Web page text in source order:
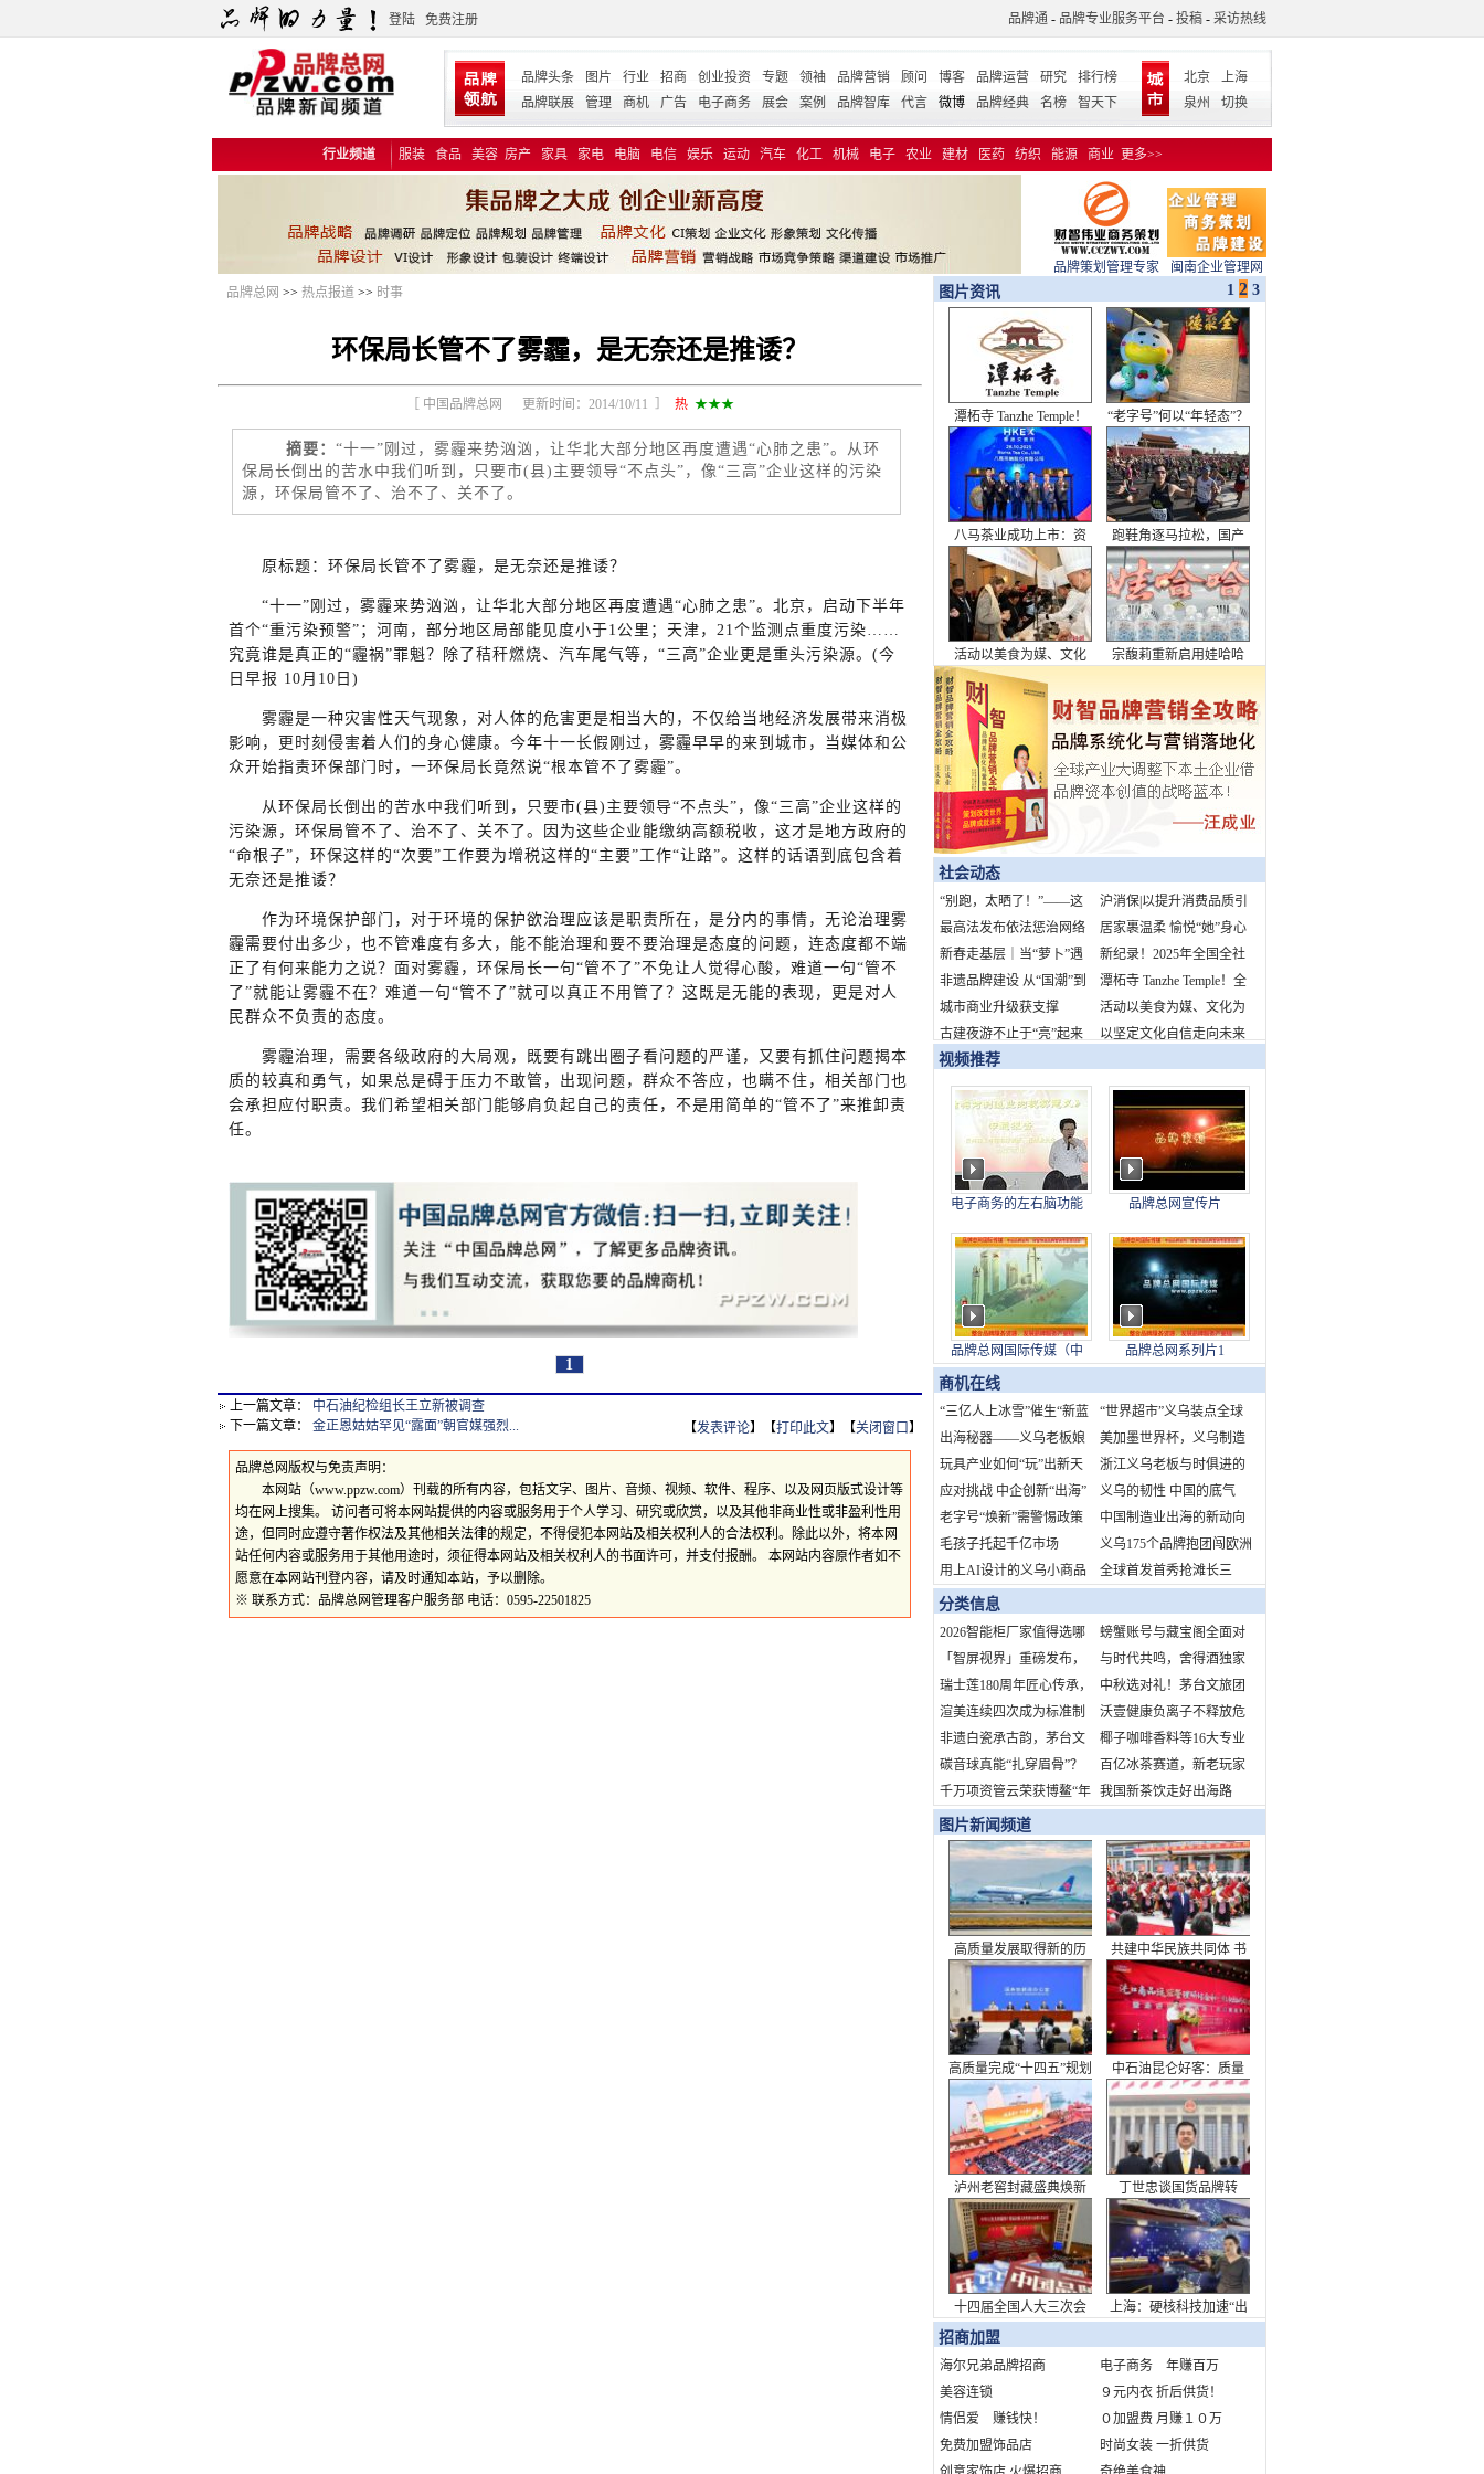
登陆 免费注册 品牌通 - 品牌专业服务平台 - 投稿 - 采访热线
品牌头条 图片 行业 招商 创业投资 专题 领袖 品牌营销 顾问 博客 品牌运营 研究
排行榜
品牌联展
管理 商机 广告 电子商务 展会 案例 品牌智库 代言 微博 品牌经典 名榜 智天下
北京
上海
泉州
切换
行业频道 服装 食品 美容 房产 家具 家电 电脑 电信 娱乐 运动 汽车 化工 机械 电子 农业 建材 医药 纺织 能源 商业 更多>>
品牌策划管理专家
闽南企业管理网
品牌总网 >> 热点报道 >> 时事
环保局长管不了雾霾，是无奈还是推诿？
［ 中国品牌总网 更新时间：2014/10/11 ］ 热 ★★★
摘要：“十一”刚过，雾霾来势汹汹，让华北大部分地区再度遭遇“心肺之患”。从环
保局长倒出的苦水中我们听到，只要市(县)主要领导“不点头”，像“三高”企业这样的污染
源，环保局管不了、治不了、关不了。
原标题：环保局长管不了雾霾，是无奈还是推诿？
“十一”刚过，雾霾来势汹汹，让华北大部分地区再度遭遇“心肺之患”。北京，启动下半年
首个“重污染预警”；河南，部分地区局部能见度小于1公里；天津，21个监测点重度污染……
究竟谁是真正的“霾祸”罪魁？除了秸秆燃烧、汽车尾气等，“三高”企业更是重头污染源。(今
日早报 10月10日)
雾霾是一种灾害性天气现象，对人体的危害更是相当大的，不仅给当地经济发展带来消极
影响，更时刻侵害着人们的身心健康。今年十一长假刚过，雾霾早早的来到城市，当媒体和公
众开始指责环保部门时，一环保局长竟然说“根本管不了雾霾”。
从环保局长倒出的苦水中我们听到，只要市(县)主要领导“不点头”，像“三高”企业这样的
污染源，环保局管不了、治不了、关不了。因为这些企业能缴纳高额税收，这才是地方政府的
“命根子”，环保这样的“次要”工作要为增税这样的“主要”工作“让路”。这样的话语到底包含着
无奈还是推诿？
作为环境保护部门，对于环境的保护欲治理应该是职责所在，是分内的事情，无论治理雾
霾需要付出多少，也不管难度有多大，能不能治理和要不要治理是态度的问题，连态度都不端
正了有何来能力之说？面对雾霾，环保局长一句“管不了”不免让人觉得心酸，难道一句“管不
了”就能让雾霾不在？难道一句“管不了”就可以真正不用管了？这既是无能的表现，更是对人
民群众不负责的态度。
雾霾治理，需要各级政府的大局观，既要有跳出圈子看问题的严谨，又要有抓住问题揭本
质的较真和勇气，如果总是碍于压力不敢管，出现问题，群众不答应，也瞒不住，相关部门也
会承担应付职责。我们希望相关部门能够肩负起自己的责任，不是用简单的“管不了”来推卸责
任。
1
上一篇文章： 中石油纪检组长王立新被调查
下一篇文章： 金正恩姑姑罕见“露面”朝官媒强烈... 【发表评论】【打印此文】【关闭窗口 】
品牌总网版权与免责声明：
本网站（www.ppzw.com）刊载的所有内容，包括文字、图片、音频、视频、软件、程序、以及网页版式设计等
均在网上搜集。 访问者可将本网站提供的内容或服务用于个人学习、研究或欣赏，以及其他非商业性或非盈利性用
途，但同时应遵守著作权法及其他相关法律的规定，不得侵犯本网站及相关权利人的合法权利。除此以外，将本网
站任何内容或服务用于其他用途时，须征得本网站及相关权利人的书面许可，并支付报酬。 本网站内容原作者如不
愿意在本网站刊登内容，请及时通知本站，予以删除。
※ 联系方式：品牌总网管理客户服务部 电话：0595-22501825
图片资讯 1 2 3
潭柘寺 Tanzhe Temple！
全新品牌标识发布
“老字号”何以“年轻态”？
八马茶业成功上市：资
本浪潮下的品牌突围与
行业破局
跑鞋角逐马拉松，国产
品牌上桌
活动以美食为媒、文化
为桥，全面展现了成都
的城市魅力与生活美学
宗馥莉重新启用娃哈哈
社会动态
“别跑，太晒了！”——这
句话，73%的孩子都听过
沪消保|以提升消费品质引
领美好生活
最高法发布依法惩治网络
暴力典型案例 “柴怼怼”
居家裹温柔 愉悦“她”身心
新春走基层｜当“萝卜”遇
上北京早高峰
新纪录！2025年全国全社
会用电量预计首超10万亿
千瓦时
非遗品牌建设 从“国潮”到
新消费
潭柘寺 Tanzhe Temple！全
新品牌标识发布
城市商业升级获支撑
活动以美食为媒、文化为
桥，全面展现了成都的城
古建夜游不止于“亮”起来
以坚定文化自信走向未来
百年之际
视频推荐
电子商务的左右脑功能
的现实意义
品牌总网宣传片
品牌总网国际传媒（中
国）股份发展有限公司
品牌总网系列片1
商机在线
“三亿人上冰雪”催生“新蓝
海”：中国为世界冰雪产业
发展创造新机遇
“世界超市”义乌装点全球
快乐节庆
出海秘器——义乌老板娘
的全球市场故事
美加墨世界杯，义乌制造
来了！
玩具产业如何“玩”出新天
地？
浙江义乌老板与时俱进的
生意经：在大数据里觅商
机
应对挑战 中企创新“出海”
拓市场
义乌的韧性 中国的底气
老字号“焕新”需警惕政策
依赖症与文化空心化
中国制造业出海的新动向
新挑战新机遇
毛孩子托起千亿市场
义乌175个品牌抱团闯欧洲
用上AI设计的义乌小商品
火了！蛇年开市吸引海外
订单
全球首发首秀抢滩长三
分类信息
2026智能柜厂家值得选哪
家？
螃蟹账号与藏宝阁全面对
比
「智屏视界」重磅发布，
开启OTT营销新纪元
与时代共鸣，舍得酒独家
冠名“时代人物致敬盛
典”，诠释当代舍得精神
瑞士莲180周年匠心传承，
定制熊猫巧克力献礼中国
中秋选对礼！茅台文旅团
圆季礼盒：品牌硬、工艺
精、心意足
渲美连续四次成为标准制
定参与单位！引领行业标
杆！
沃壹健康负离子不释放危
害健康的臭氧、正离子，
不形成静电场
非遗白瓷承古韵，茅台文
旅2025年中秋团圆季文创
礼盒即将亮相——以器载
道，重构节日文化新内涵
椰子咖啡香料等16大专业
展区！
碳音球真能“扎穿眉骨”？
科学拆解运动损伤谣言
百亿冰茶赛道，新老玩家
争锋
千万项资管云荣获博鳌“年
度影响力不动产资管数字
化服务商”
我国新茶饮走好出海路
图片新闻频道
高质量发展取得新的历
史性成就——从“十四五”
看中国答卷
共建中华民族共同体 书
写美丽西藏新篇章
高质量完成“十四五”规划
系列主题新闻发布会
中石油昆仑好客：质量
筑强根基，非油业务迈
向新高度
泸州老窖封藏盛典焕新
表达 致敬浓香出海110周
年
丁世忠谈国货品牌转
型：承担起消费升级需
求重任
十四届全国人大三次会
议开幕会在京举行
上海：硬核科技加速“出
招商加盟
海尔兄弟品牌招商
电子商务 年赚百万
美容连锁
９元内衣 折后供货！
情侣爱 赚钱快！
０加盟费 月赚１０万
免费加盟饰品店
时尚女装 一折供货